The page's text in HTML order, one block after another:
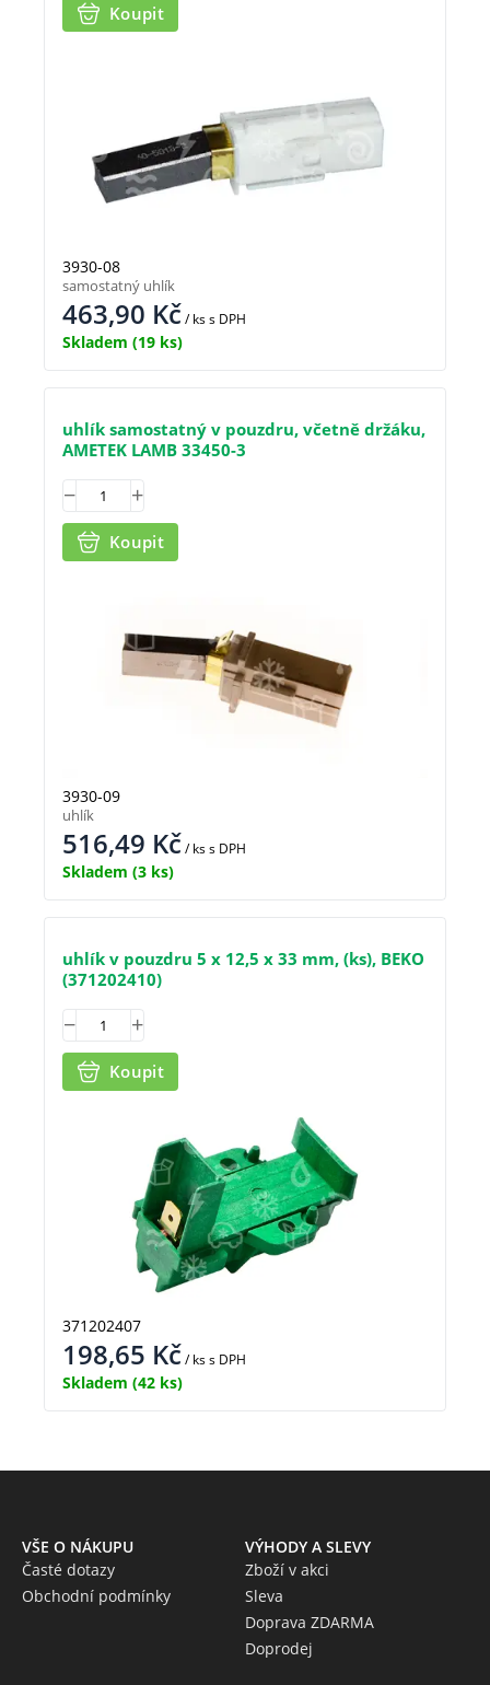
3930-08
463,90 Kč/ kss DPH
Skladem (19 ks)
Koupit
samostatný uhlík
uhlík samostatný v pouzdru, včetně držáku,
AMETEK LAMB 33450-3
3930-09
516,49 Kč/ kss DPH
Skladem (3 ks)
Koupit
uhlík
uhlík v pouzdru 5 x 12,5 x 33 mm, (ks), BEKO
(371202410)
371202407
198,65 Kč/ kss DPH
Skladem (42 ks)
Koupit
VŠE O NÁKUPU
Časté dotazy
Obchodní podmínky
VÝHODY A SLEVY
Zboží v akci
Sleva
Doprava ZDARMA
Doprodej